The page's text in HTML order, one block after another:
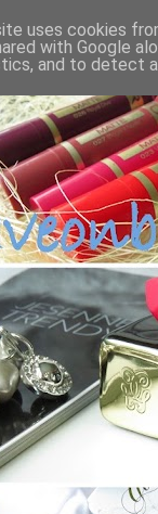
uses cookies
with Google
and to detect